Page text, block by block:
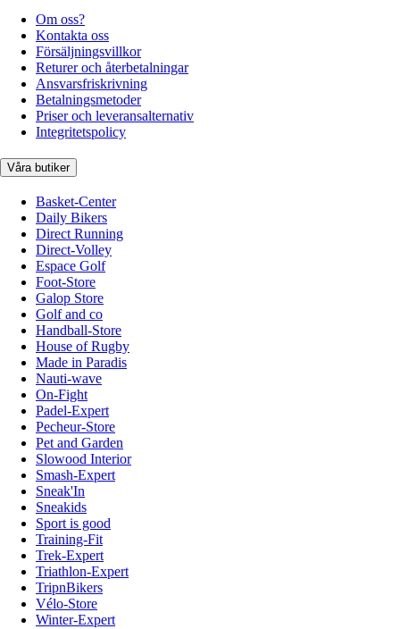
Om oss?
Kontakta oss
Försäljningsvillkor
Returer och återbetalningar
Ansvarsfriskrivning
Betalningsmetoder
Priser och leveransalternativ
Integritetspolicy
Våra butiker
Basket-Center
Daily Bikers
Direct Running
Direct-Volley
Espace Golf
Foot-Store
Galop Store
Golf and co
Handball-Store
House of Rugby
Made in Paradis
Nauti-wave
On-Fight
Padel-Expert
Pecheur-Store
Pet and Garden
Slowood Interior
Smash-Expert
Sneak'In
Sneakids
Sport is good
Training-Fit
Trek-Expert
Triathlon-Expert
TripnBikers
Vélo-Store
Winter-Expert